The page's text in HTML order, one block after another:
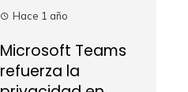
Hace 1 año
Microsoft Teams
refuerza la